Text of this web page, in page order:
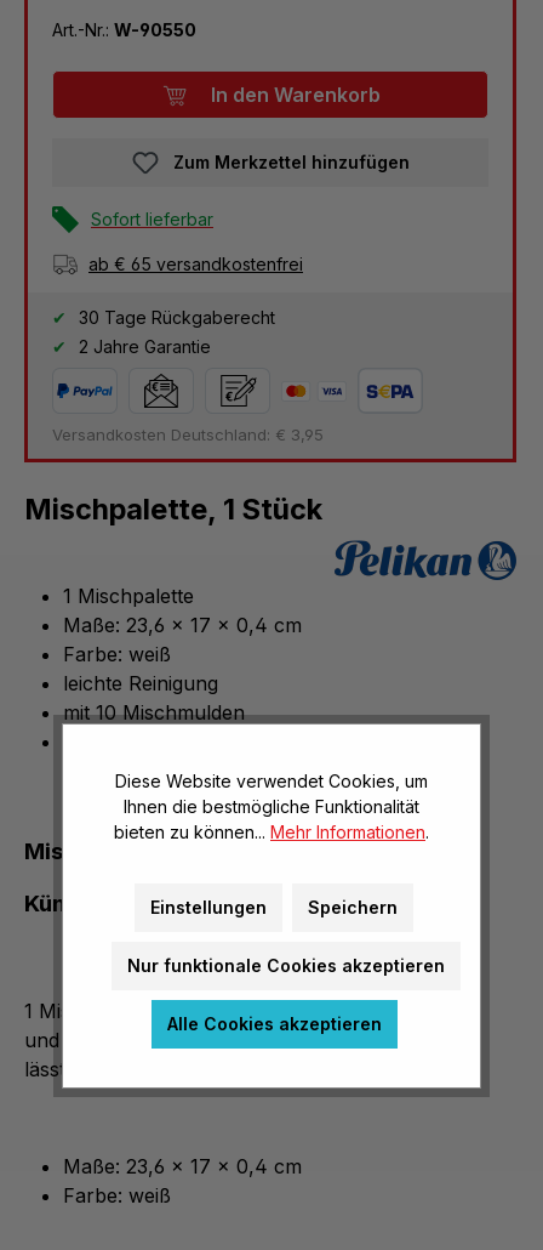
Art.-Nr.: W-90550
In den Warenkorb
Zum Merkzettel hinzufügen
Sofort lieferbar
ab € 65 versandkostenfrei
30 Tage Rückgaberecht
2 Jahre Garantie
Versandkosten Deutschland: € 3,95
Mischpalette, 1 Stück
1 Mischpalette
Maße: 23,6 x 17 x 0,4 cm
Farbe: weiß
leichte Reinigung
mit 10 Mischmulden
Mischpalette mit Griffloch für kreative
Künstler
1 Mischpalette aus Kunststoff mit 10 Mischmulden
und einem Griffloch. Sie liegt gut in der Hand und
lässt sich sehr leicht reinigen.
Maße: 23,6 x 17 x 0,4 cm
Farbe: weiß
Diese Website verwendet Cookies, um
Ihnen die bestmögliche Funktionalität
bieten zu können... Mehr Informationen.
Einstellungen Speichern
Nur funktionale Cookies akzeptieren
Alle Cookies akzeptieren